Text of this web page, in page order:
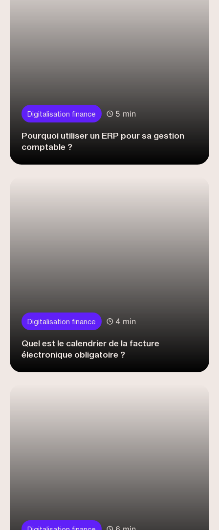
Digitalisation finance 5 min
Pourquoi utiliser un ERP pour sa gestion
comptable ?
Digitalisation finance 4 min
Quel est le calendrier de la facture
électronique obligatoire ?